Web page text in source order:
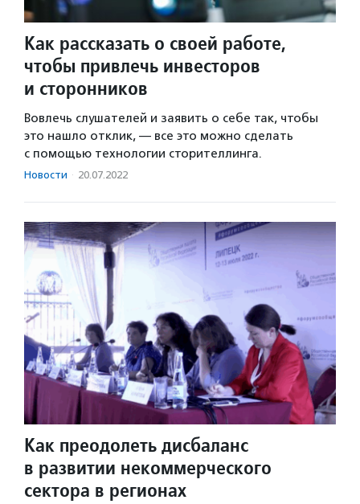
Как рассказать о своей работе,
чтобы привлечь инвесторов
и сторонников
Вовлечь слушателей и заявить о себе так, чтобы
это нашло отклик, — все это можно сделать
с помощью технологии сторителлинга.
Новости · 20.07.2022
Как преодолеть дисбаланс
в развитии некоммерческого
сектора в регионах